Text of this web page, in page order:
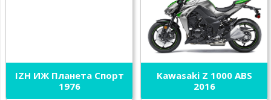
IZH ИЖ Планета Спорт
1976
Kawasaki Z 1000 ABS
2016